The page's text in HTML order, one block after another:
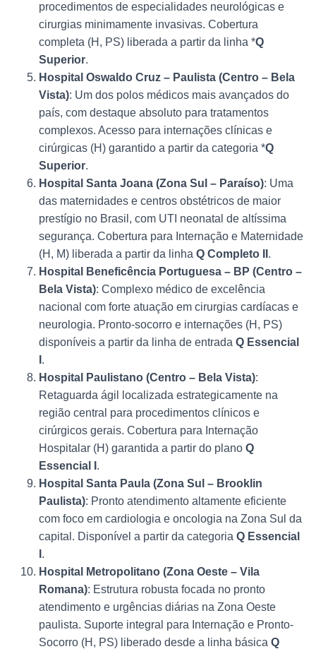
procedimentos de especialidades neurológicas e
cirurgias minimamente invasivas. Cobertura
completa (H, PS) liberada a partir da linha *Q
Superior.
Hospital Oswaldo Cruz – Paulista (Centro – Bela
Vista): Um dos polos médicos mais avançados do
país, com destaque absoluto para tratamentos
complexos. Acesso para internações clínicas e
cirúrgicas (H) garantido a partir da categoria *Q
Superior.
Hospital Santa Joana (Zona Sul – Paraíso): Uma
das maternidades e centros obstétricos de maior
prestígio no Brasil, com UTI neonatal de altíssima
segurança. Cobertura para Internação e Maternidade
(H, M) liberada a partir da linha Q Completo II .
Hospital Beneficência Portuguesa – BP (Centro –
Bela Vista): Complexo médico de excelência
nacional com forte atuação em cirurgias cardíacas e
neurologia. Pronto-socorro e internações (H, PS)
disponíveis a partir da linha de entrada Q Essencial
.
Hospital Paulistano (Centro – Bela Vista):
Retaguarda ágil localizada estrategicamente na
região central para procedimentos clínicos e
cirúrgicos gerais. Cobertura para Internação
Hospitalar (H) garantida a partir do plano Q
Essencial I .
Hospital Santa Paula (Zona Sul – Brooklin
Paulista): Pronto atendimento altamente eficiente
com foco em cardiologia e oncologia na Zona Sul da
capital. Disponível a partir da categoria Q Essencial
.
Hospital Metropolitano (Zona Oeste – Vila
Romana): Estrutura robusta focada no pronto
atendimento e urgências diárias na Zona Oeste
paulista. Suporte integral para Internação e Pronto-
Socorro (H, PS) liberado desde a linha básica Q